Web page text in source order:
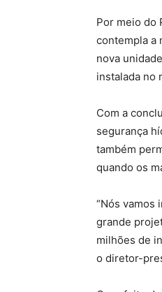
Por meio do
contempla a
nova
instalada no
Com a
segurança
também
quando os
“Nós vamos
grande
milhões de
o diretor-